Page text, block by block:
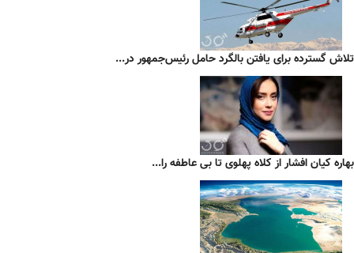
تلاش گسترده برای یافتن بالگرد حامل رئیس‌جمهور در...
بهاره کیان افشار از کلاه پهلوی تا بی عاطفه را...